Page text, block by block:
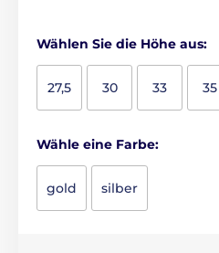
Wählen Sie die Höhe aus:
27,5 30 33 35
Wähle eine Farbe:
gold silber